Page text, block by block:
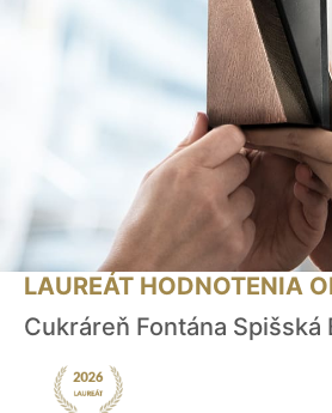
LAUREÁT HODNOTENIA
Cukráreň Fontána Spišská